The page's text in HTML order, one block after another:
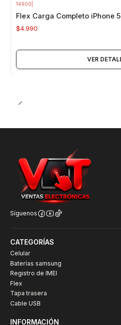
14900
Flex Carga Completo iPhone
$4.990
VER
Síguenos
CATEGORÍAS
Celular
Baterías samsung
Registro de IMEI
Flex
Tapa trasera
Cable USB
INFORMACIÓN